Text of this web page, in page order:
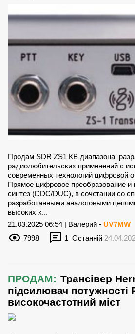
Продам SDR ZS1 КВ диапазона,
радиолюбительских применений с
современных технологий цифровой
Прямое цифровое преобразование
синтез (DDC/DUC), в сочетании со
разработанными аналоговыми
высоких х...
21.03.2025 06:54 | Валерий - UV7MW
7998
1 Останній
ПРОДАМ: Трансівер
підсилювач потужності
високочастотний міст